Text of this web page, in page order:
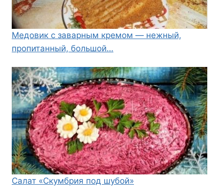
Медовик с заварным кремом — нежный,
пропитанный, большой…
Салат «Скумбрия под шубой»